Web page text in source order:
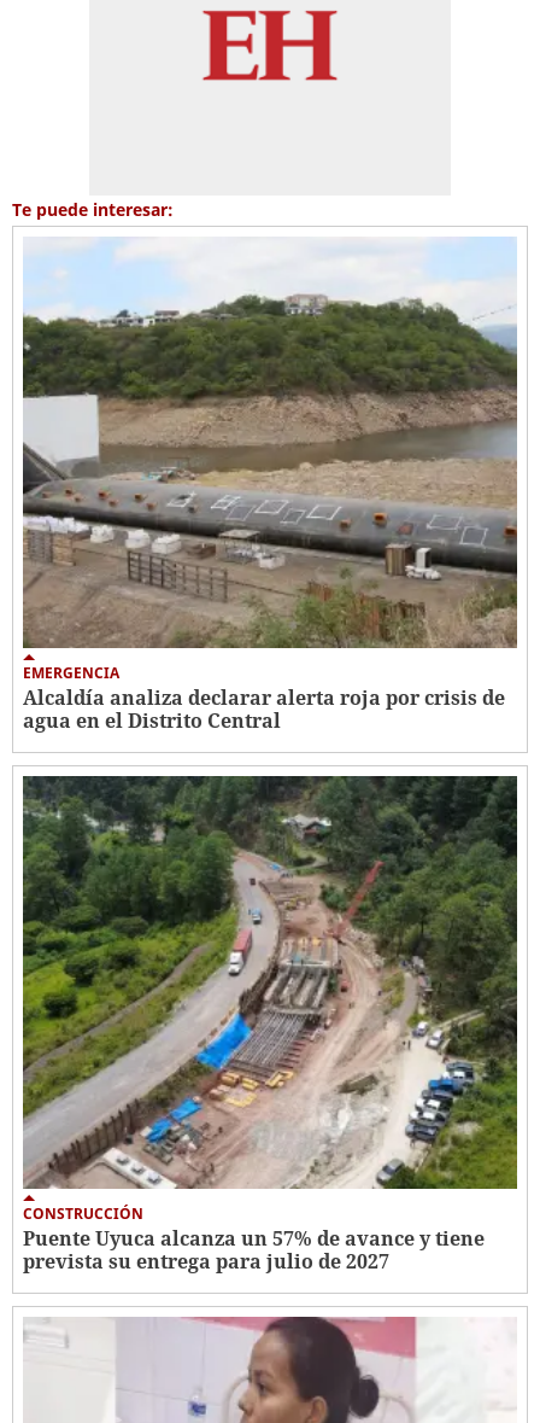
Te puede interesar:
EMERGENCIA
Alcaldía analiza declarar alerta roja por crisis de
agua en el Distrito Central
CONSTRUCCIÓN
Puente Uyuca alcanza un 57% de avance y tiene
prevista su entrega para julio de 2027